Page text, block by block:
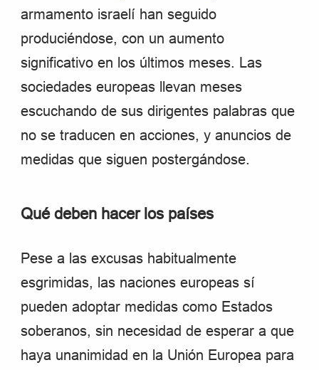
armamento israelí han seguido
produciéndose, con un aumento
significativo en los últimos meses. Las
sociedades europeas llevan meses
escuchando de sus dirigentes palabras que
no se traducen en acciones, y anuncios de
medidas que siguen postergándose.
Qué deben hacer los países
Pese a las excusas habitualmente
esgrimidas, las naciones europeas sí
pueden adoptar medidas como Estados
soberanos, sin necesidad de esperar a que
haya unanimidad en la Unión Europea para